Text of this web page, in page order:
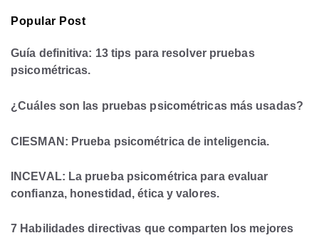
Popular Post
Guía definitiva: 13 tips para resolver pruebas
psicométricas.
¿Cuáles son las pruebas psicométricas más usadas?
CIESMAN: Prueba psicométrica de inteligencia.
INCEVAL: La prueba psicométrica para evaluar
confianza, honestidad, ética y valores.
7 Habilidades directivas que comparten los mejores